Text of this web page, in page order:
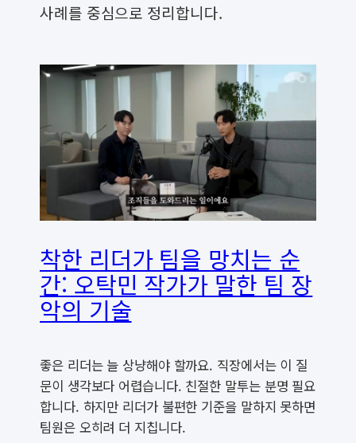
사례를 중심으로 정리합니다.
착한 리더가 팀을 망치는 순
간: 오탁민 작가가 말한 팀 장
악의 기술
좋은 리더는 늘 상냥해야 할까요. 직장에서는 이 질
문이 생각보다 어렵습니다. 친절한 말투는 분명 필요
합니다. 하지만 리더가 불편한 기준을 말하지 못하면
팀원은 오히려 더 지칩니다.